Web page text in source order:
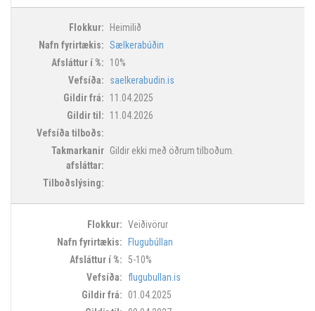
Heimilið
Sælkerabúðin
10%
saelkerabudin.is
11.04.2025
11.04.2026
Gildir ekki með öðrum tilboðum.
Veiðivörur
Flugubúllan
5-10%
flugubullan.is
01.04.2025